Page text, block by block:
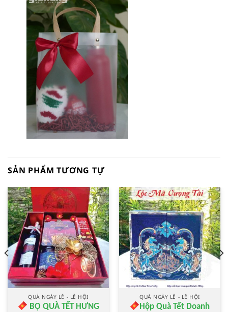
SẢN PHẨM TƯƠNG TỰ
QUÀ NGÀY LỄ - LỄ HỘI
BỘ QUÀ TẾT HƯNG
QUÀ NGÀY LỄ - LỄ HỘI
Hộp Quà Tết Doanh